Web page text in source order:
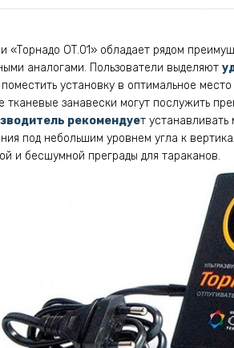
«Торнадо ОТ.01» обладает рядом
аналогами. Пользователи выделяют
установку в оптимальное
тканевые занавески могут послужить
рекомендует устанавливать
под небольшим уровнем угла к
и бесшумной преграды для тараканов.